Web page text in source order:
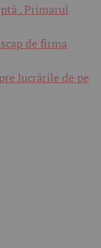
. Primarul
de firma
lucrările de pe